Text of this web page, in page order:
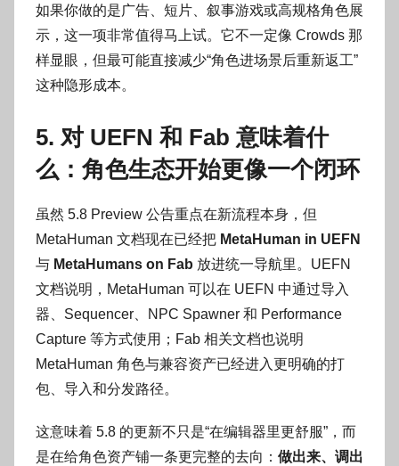
如果你做的是广告、短片、叙事游戏或高规格角色展
示，这一项非常值得马上试。它不一定像 Crowds 那
样显眼，但最可能直接减少“角色进场景后重新返工”
这种隐形成本。
5. 对 UEFN 和 Fab 意味着什
么：角色生态开始更像一个闭环
虽然 5.8 Preview 公告重点在新流程本身，但
MetaHuman 文档现在已经把 MetaHuman in UEFN
与 MetaHumans on Fab 放进统一导航里。UEFN
文档说明，MetaHuman 可以在 UEFN 中通过导入
器、Sequencer、NPC Spawner 和 Performance
Capture 等方式使用；Fab 相关文档也说明
MetaHuman 角色与兼容资产已经进入更明确的打
包、导入和分发路径。
这意味着 5.8 的更新不只是“在编辑器里更舒服”，而
是在给角色资产铺一条更完整的去向： 做出来、调出